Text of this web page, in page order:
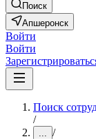
Поиск
Апшеронск
Войти
Войти
Поиск
/
... /